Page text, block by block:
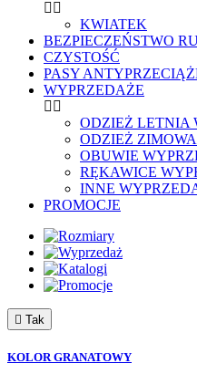
KWIATEK
BEZPIECZEŃSTWO
CZYSTOŚĆ
PASY
WYPRZEDAŻE
ODZIEŻ LETNIA
ODZIEŻ
OBUWIE
RĘKAWICE
INNE
PROMOCJE
 Tak
KOLOR GRANATOWY